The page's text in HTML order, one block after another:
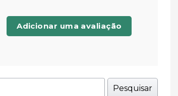
Adicionar uma avaliação
Pesquisar